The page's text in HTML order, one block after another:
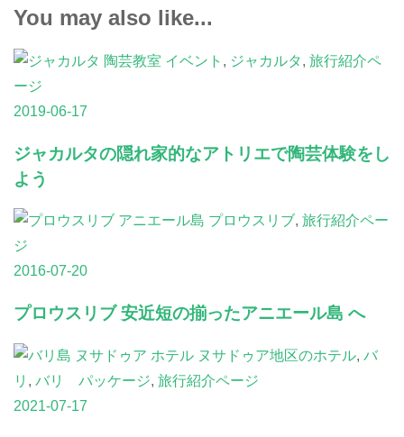
You may also like...
イベント , ジャカルタ, 旅行紹介ペ
ージ
2019-06-17
ジャカルタの隠れ家的なアトリエで陶芸体験をし
よう
プロウスリブ, 旅行紹介ペー
ジ
2016-07-20
プロウスリブ 安近短の揃ったアニエール島 へ
ヌサドゥア地区のホテル, バ
リ , バリ パッケージ, 旅行紹介ページ
2021-07-17